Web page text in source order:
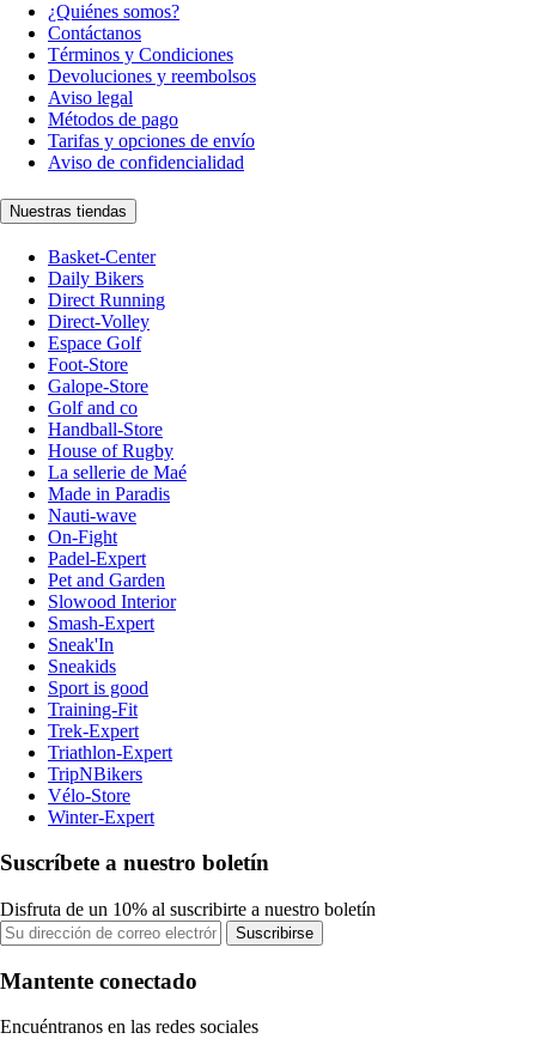
¿Quiénes somos?
Contáctanos
Términos y Condiciones
Devoluciones y reembolsos
Aviso legal
Métodos de pago
Tarifas y opciones de envío
Aviso de confidencialidad
Nuestras tiendas
Basket-Center
Daily Bikers
Direct Running
Direct-Volley
Espace Golf
Foot-Store
Galope-Store
Golf and co
Handball-Store
House of Rugby
La sellerie de Maé
Made in Paradis
Nauti-wave
On-Fight
Padel-Expert
Pet and Garden
Slowood Interior
Smash-Expert
Sneak'In
Sneakids
Sport is good
Training-Fit
Trek-Expert
Triathlon-Expert
TripNBikers
Vélo-Store
Winter-Expert
Suscríbete a nuestro boletín
Disfruta de un 10% al suscribirte a nuestro boletín
Suscribirse
Mantente conectado
Encuéntranos en las redes sociales